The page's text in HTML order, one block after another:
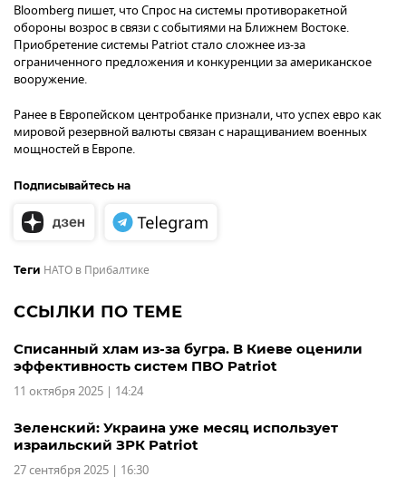
Bloomberg пишет, что Спрос на системы противоракетной
обороны возрос в связи с событиями на Ближнем Востоке.
Приобретение системы Patriot стало сложнее из-за
ограниченного предложения и конкуренции за американское
вооружение.
Ранее в Европейском центробанке признали, что успех евро как
мировой резервной валюты связан с наращиванием военных
мощностей в Европе.
Подписывайтесь на
Теги НАТО в Прибалтике
ССЫЛКИ ПО ТЕМЕ
Списанный хлам из-за бугра. В Киеве оценили
эффективность систем ПВО Patriot
11 октября 2025 | 14:24
Зеленский: Украина уже месяц использует
израильский ЗРК Patriot
27 сентября 2025 | 16:30